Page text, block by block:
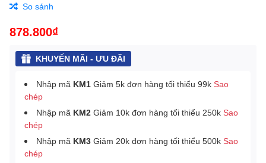
So sánh
878.800₫
KHUYẾN MÃI - ƯU ĐÃI
Nhập mã KM1 Giảm 5k đơn hàng tối thiểu 99k Sao
chép
Nhập mã KM2 Giảm 10k đơn hàng tối thiểu 250k Sao
chép
Nhập mã KM3 Giảm 20k đơn hàng tối thiểu 500k Sao
chép